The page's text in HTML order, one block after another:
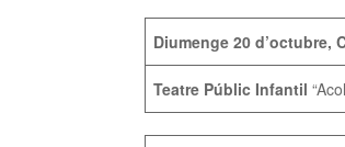
Diumenge 20 d’octubre,
Teatre Públic Infantil